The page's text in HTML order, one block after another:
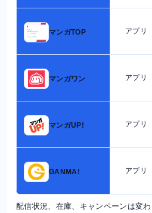
マンガTOP アプリ
マンガワン アプリ
マンガUP! アプリ
GANMA! アプリ
配信状況、在庫、キャンペーンは変